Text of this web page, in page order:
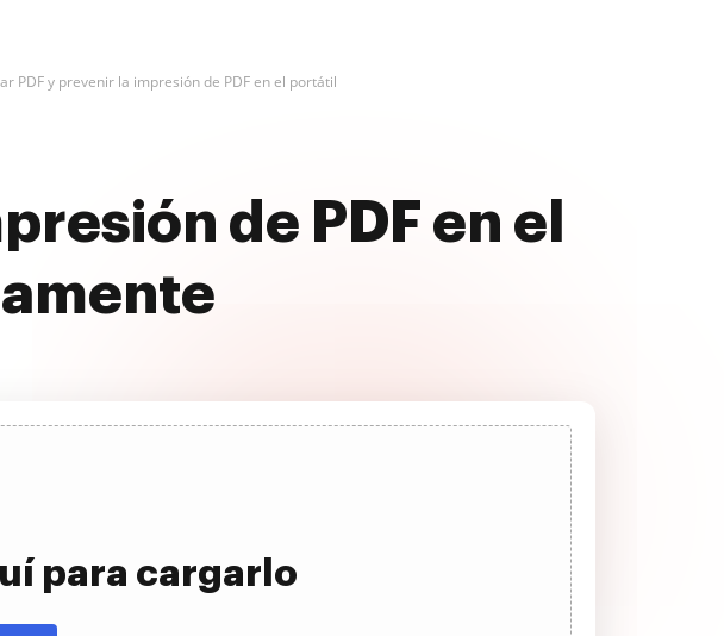
PDF y prevenir la impresión de PDF en el portátil
de PDF en el
para cargarlo